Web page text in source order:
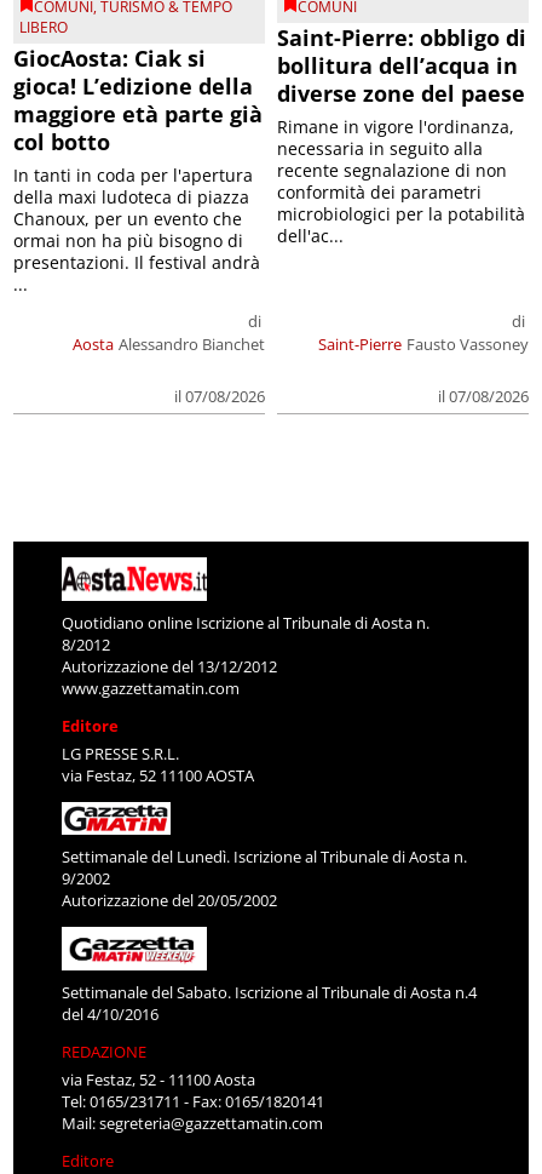
COMUNI,TURISMO & TEMPO
LIBERO
GiocAosta: Ciak si
gioca! L’edizione della
maggiore età parte già
col botto
Aosta
di
Alessandro Bianchet
il 07/08/2026
In tanti in coda per l'apertura
della maxi ludoteca di piazza
Chanoux, per un evento che
ormai non ha più bisogno di
presentazioni. Il festival andrà
...
COMUNI
Saint-Pierre: obbligo di
bollitura dell’acqua in
diverse zone del paese
Saint-Pierre
di
Fausto Vassoney
il 07/08/2026
Rimane in vigore l'ordinanza,
necessaria in seguito alla
recente segnalazione di non
conformità dei parametri
microbiologici per la potabilità
dell'ac...
Quotidiano online Iscrizione al Tribunale di Aosta n.
8/2012
Autorizzazione del 13/12/2012
www.gazzettamatin.com
Editore
LG PRESSE S.R.L.
via Festaz, 52 11100 AOSTA
Settimanale del Lunedì. Iscrizione al Tribunale di Aosta n.
9/2002
Autorizzazione del 20/05/2002
Settimanale del Sabato. Iscrizione al Tribunale di Aosta n.4
del 4/10/2016
REDAZIONE
via Festaz, 52 - 11100 Aosta
Tel: 0165/231711 - Fax: 0165/1820141
Mail:segreteria@gazzettamatin.com
Editore